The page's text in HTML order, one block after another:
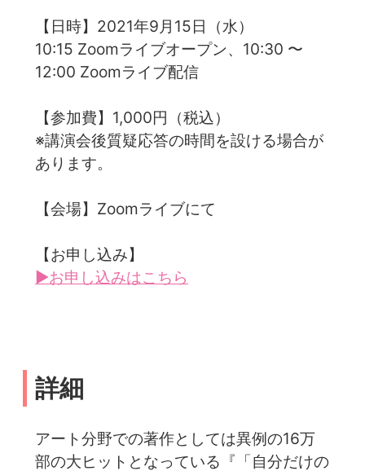
【日時】2021年9月15日（水）
10:15 Zoomライブオープン、10:30 〜
12:00 Zoomライブ配信
【参加費】1,000円（税込）
※講演会後質疑応答の時間を設ける場合が
あります。
【会場】Zoomライブにて
【お申し込み】
▶お申し込みはこちら
詳細
アート分野での著作としては異例の16万
部の大ヒットとなっている『「自分だけの